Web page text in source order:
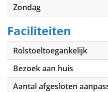
Zondag
Faciliteiten
Rolstoeltoegankelijk
Bezoek aan huis
Aantal afgesloten